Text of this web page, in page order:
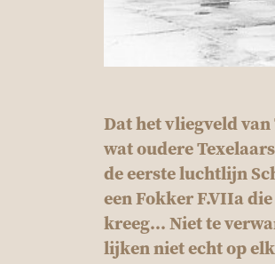
Dat het vliegveld
wat oudere
de eerste luchtlijn
een Fokker F.VIIa
kreeg... Niet te
lijken niet echt op